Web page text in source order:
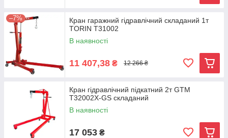
–7%
Кран гаражний гідравлічний складаний 1т
TORIN T31002
В наявності
11 407,38 ₴ 12 266 ₴
Кран гідравлічний підкатний 2т GTM
Т32002X-GS складаний
В наявності
17 053 ₴